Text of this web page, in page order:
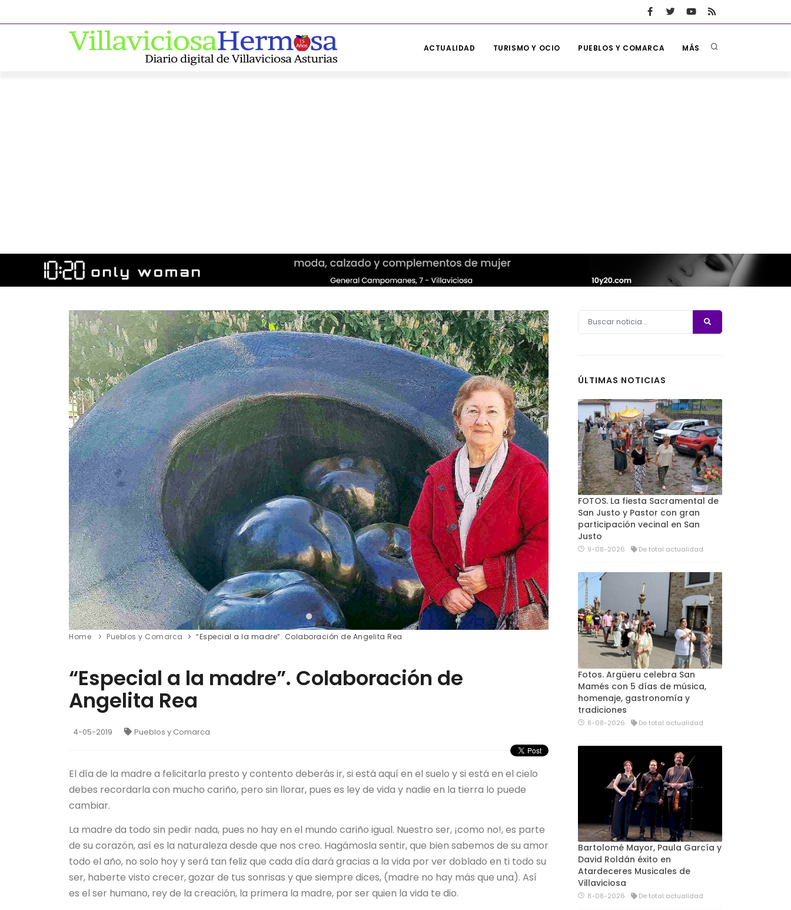
ACTUALIDAD TURISMO Y OCIO PUEBLOS Y COMARCA MÁS
Home Pueblos y Comarca “Especial a la madre”. Colaboración de Angelita Rea
“Especial a la madre”. Colaboración de
Angelita Rea
4-05-2019 Pueblos y Comarca
El día de la madre a felicitarla presto y contento deberás ir, si está aquí en el suelo y si está en el cielo
debes recordarla con mucho cariño, pero sin llorar, pues es ley de vida y nadie en la tierra lo puede
cambiar.
La madre da todo sin pedir nada, pues no hay en el mundo cariño igual. Nuestro ser, ¡como no!, es parte
de su corazón, así es la naturaleza desde que nos creo. Hagámosla sentir, que bien sabemos de su amor
todo el año, no solo hoy y será tan feliz que cada día dará gracias a la vida por ver doblado en ti todo su
ser, haberte visto crecer, gozar de tus sonrisas y que siempre dices, (madre no hay más que una). Así
es el ser humano, rey de la creación, la primera la madre, por ser quien la vida te dio.
ÚLTIMAS NOTICIAS
FOTOS. La fiesta Sacramental de
San Justo y Pastor con gran
participación vecinal en San
Justo
9-08-2026 De total actualidad
Fotos. Argüeru celebra San
Mamés con 5 días de música,
homenaje, gastronomía y
tradiciones
8-08-2026 De total actualidad
Bartolomé Mayor, Paula García y
David Roldán éxito en
Atardeceres Musicales de
Villaviciosa
8-08-2026 De total actualidad